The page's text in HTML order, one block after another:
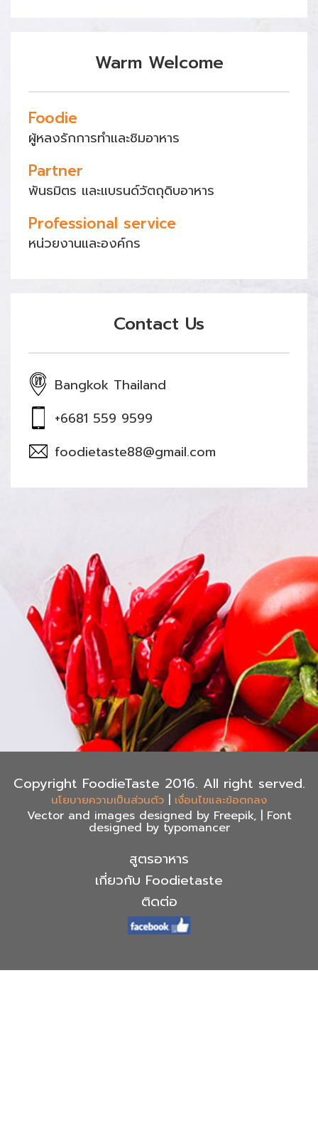
Warm Welcome
Foodie
ผู้หลงรักการทำและชิมอาหาร
Partner
พันธมิตร และแบรนด์วัตถุดิบอาหาร
Professional service
หน่วยงานและองค์กร
Contact Us
Bangkok Thailand
+6681 559 9599
foodietaste88@gmail.com
Copyright FoodieTaste 2016. All right served.
นโยบายความเป็นส่วนตัว | เงื่อนไขและข้อตกลง
Vector and images designed by Freepik, | Font
designed by typomancer
สูตรอาหาร
เกี่ยวกับ Foodietaste
ติดต่อ